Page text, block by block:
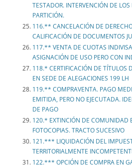
TESTADOR. INTERVENCIÓN DE
PARTICIÓN.
116.** CANCELACIÓN DE
CALIFICACIÓN DE DOCUMENTOS
117.** VENTA DE CUOTAS
ASIGNACIÓN DE USO PERO CON
118.* CERTIFICACIÓN DE TÍTULOS
EN SEDE DE ALEGACIONES 199 LH
119.** COMPRAVENTA. PAGO
EMITIDA, PERO NO EJECUTADA.
DE PAGO
120.* EXTINCIÓN DE COMUNIDAD
FOTOCOPIAS. TRACTO SUCESIVO
121.*** LIQUIDACIÓN DEL
TERRITORIALMENTE
122.*** OPCIÓN DE COMPRA EN